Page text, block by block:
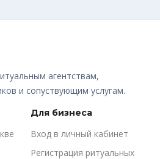
агентствам,
и сопуствующим услугам.
Для бизнеса
Вход в личный кабинет
Регистрация ритуальных